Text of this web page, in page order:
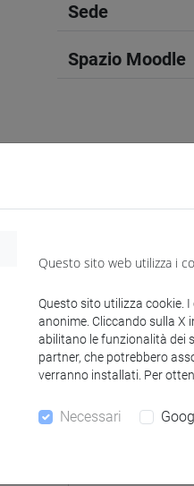
Sede
Spazio Moodle
Docenti
BONARDI
Materiali
Materiali su
Questo sito web utilizza i
Questo sito utilizza cookie.
anonime. Cliccando sulla X
abilitano le funzionalità dei
partner, che potrebbero
verranno installati. Per
Necessari